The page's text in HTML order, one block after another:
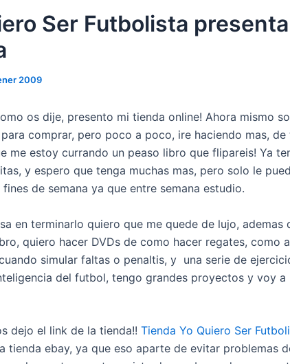
Ser Futbolista
2009
os dije, presento mi tienda online! Ahora mismo
comprar, pero poco a poco, ire haciendo mas,
me estoy currando un peaso libro que flipareis! Ya
y espero que tenga muchas mas, pero solo le
de semana ya que entre semana estudio.
en terminarlo quiero que me quede de lujo, ademas
quiero hacer DVDs de como hacer regates, como
simular faltas o penaltis, y una serie de
del futbol, tengo grandes proyectos y voy a
dejo el link de la tienda!! Tienda Yo Quiero Ser
tienda ebay, ya que eso aparte de evitar problemas